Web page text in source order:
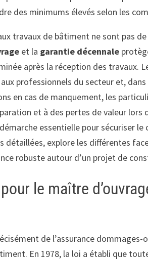
des minimums élevés selon les
travaux de bâtiment ne sont
et la garantie décennale
après la réception des travaux.
professionnels du secteur et,
en cas de manquement, les
et à des pertes de valeur
essentielle pour sécuriser
explore les différentes
robuste autour d’un projet de
le maître
de l’assurance
En 1978, la loi a établi que